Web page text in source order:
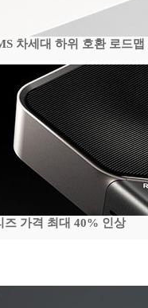
차세대 하위 호환 로드맵
즈 가격 최대 40% 인상